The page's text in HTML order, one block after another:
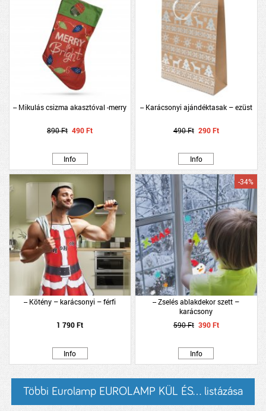
-- Mikulás csizma akasztóval -merry
890 Ft 490 Ft
Info
-- Karácsonyi ajándéktasak – ezüst
490 Ft 290 Ft
Info
-- Kötény – karácsonyi – férfi
1 790 Ft
Info
-- Zselés ablakdekor szett –
karácsony
-34%
590 Ft 390 Ft
Info
Többi Eurolamp EUROLAMP KÜL ÉS... listázása